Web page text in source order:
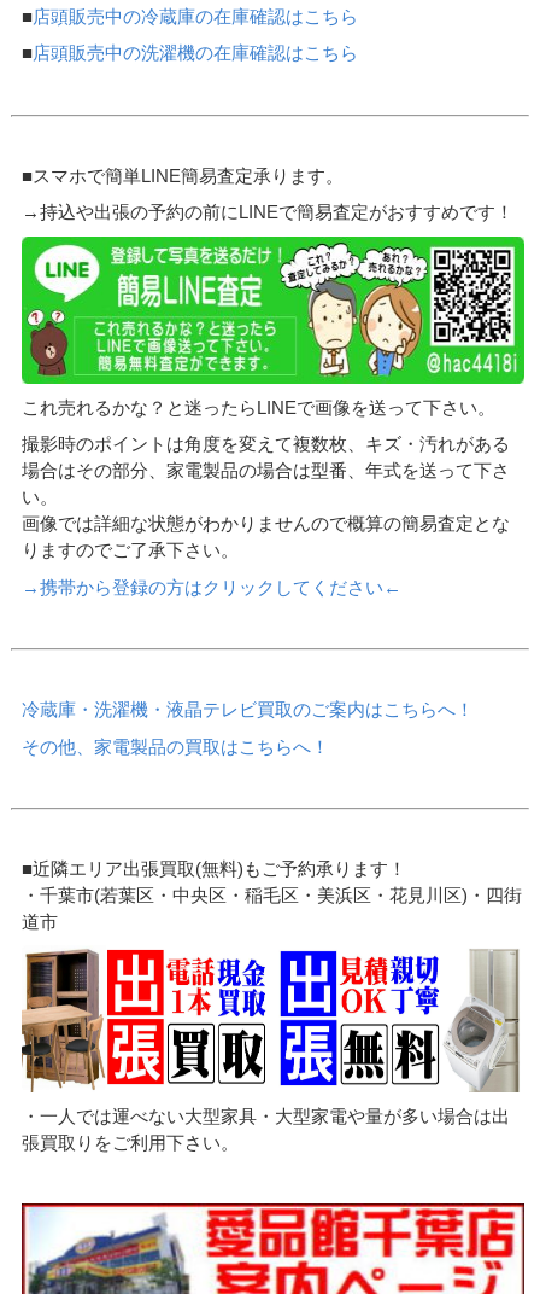
■店頭販売中の冷蔵庫の在庫確認はこちら
■店頭販売中の洗濯機の在庫確認はこちら
■スマホで簡単LINE簡易査定承ります。
→持込や出張の予約の前にLINEで簡易査定がおすすめです！
これ売れるかな？と迷ったらLINEで画像を送って下さい。
撮影時のポイントは角度を変えて複数枚、キズ・汚れがある
場合はその部分、家電製品の場合は型番、年式を送って下さ
い。
画像では詳細な状態がわかりませんので概算の簡易査定とな
りますのでご了承下さい。
→携帯から登録の方はクリックしてください←
冷蔵庫・洗濯機・液晶テレビ買取のご案内はこちらへ！
その他、家電製品の買取はこちらへ！
■近隣エリア出張買取(無料)もご予約承ります！
・千葉市(若葉区・中央区・稲毛区・美浜区・花見川区)・四街
道市
・一人では運べない大型家具・大型家電や量が多い場合は出
張買取りをご利用下さい。